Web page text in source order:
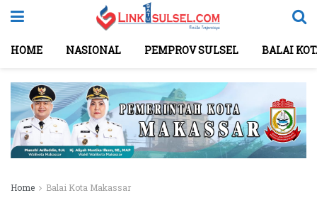
HOME NASIONAL PEMPROV SULSEL BALAI
Home Balai Kota Makassar